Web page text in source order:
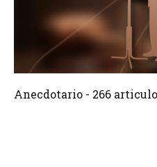
Crear
Anecdotario - 266